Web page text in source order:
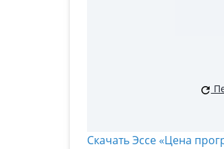
Скачать Эссе «Цена